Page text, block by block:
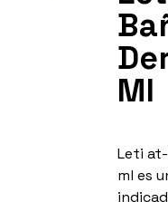
Ml
Leti
ml es